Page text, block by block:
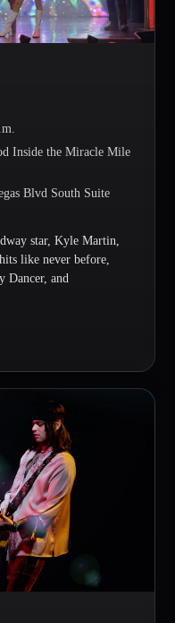
Inside the Miracle Mile
Blvd South Suite
star, Kyle Martin,
like never before,
and